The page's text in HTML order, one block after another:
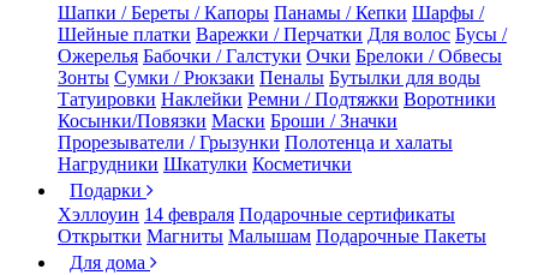
Шапки / Береты / Капоры Панамы / Кепки Шарфы /
Шейные платки Варежки / Перчатки Для волос Бусы /
Ожерелья Бабочки / Галстуки Очки Брелоки / Обвесы
Зонты Сумки / Рюкзаки Пеналы Бутылки для воды
Татуировки Наклейки Ремни / Подтяжки Воротники
Косынки/Повязки Маски Броши / Значки
Прорезыватели / Грызунки Полотенца и халаты
Нагрудники Шкатулки Косметички
Подарки
Хэллоуин 14 февраля Подарочные сертификаты
Открытки Магниты Малышам Подарочные Пакеты
Для дома